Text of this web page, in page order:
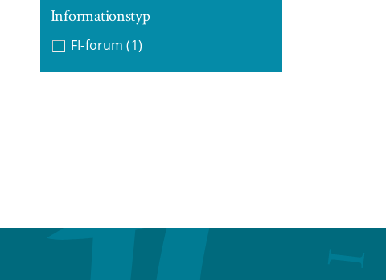
Informationstyp
FI-forum (1)